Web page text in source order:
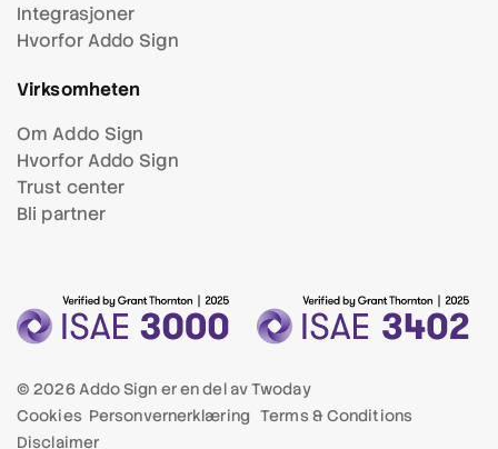
Integrasjoner
Hvorfor Addo Sign
Virksomheten
Om Addo Sign
Hvorfor Addo Sign
Trust center
Bli partner
© 2026 Addo Sign er en del avTwoday
Cookies Personvernerklæring Terms & Conditions
Disclaimer